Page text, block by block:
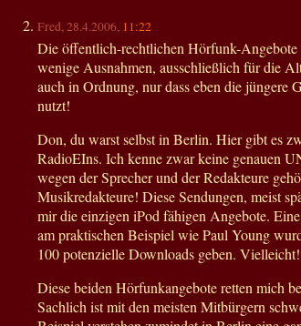
Fred, 28.4.2006, 11:22
Die öffentlich-rechtlichen Hörfunk-Angebote
wenige Ausnahmen, ausschließlich für die
auch in Ordnung, nur dass eben die jüngere
nutzt!
Don, du warst selbst in Berlin. Hier gibt es
RadioEIns. Ich kenne zwar keine genauen
wegen der Sprecher und der Redakteure
Musikredakteure! Diese Sendungen, meist
mir die einzigen iPod fähigen Angebote.
am praktischen Beispiel wie Paul Young
100 potenzielle Downloads geben. Vielleicht!
Diese beiden Hörfunkangebote retten mich
Sachlich ist mit den meisten Mitbürgern